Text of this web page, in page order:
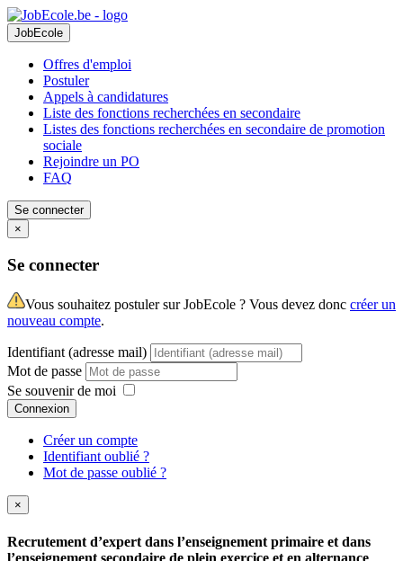
JobEcole
Offres d'emploi
Postuler
Appels à candidatures
Liste des fonctions recherchées en secondaire
Listes des fonctions recherchées en secondaire de promotion
sociale
Rejoindre un PO
FAQ
Se connecter
×
Se connecter
Vous souhaitez postuler sur JobEcole ? Vous devez donc créer un
nouveau compte.
Identifiant (adresse mail)
Mot de passe
Se souvenir de moi
Connexion
Créer un compte
Identifiant oublié ?
Mot de passe oublié ?
×
Recrutement d’expert dans l’enseignement primaire et dans
l’enseignement secondaire de plein exercice et en alternance